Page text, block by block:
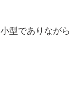
小型でありなが